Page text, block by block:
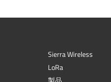
Sierra Wireless
LoRa